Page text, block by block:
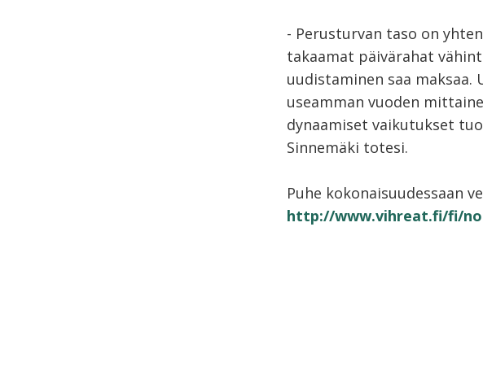
- Perusturvan taso on
takaamat päivärahat
uudistaminen saa
useamman vuoden
dynaamiset vaikutukset
Sinnemäki totesi.
Puhe kokonaisuudessaan
http://www.vihreat.fi/fi/